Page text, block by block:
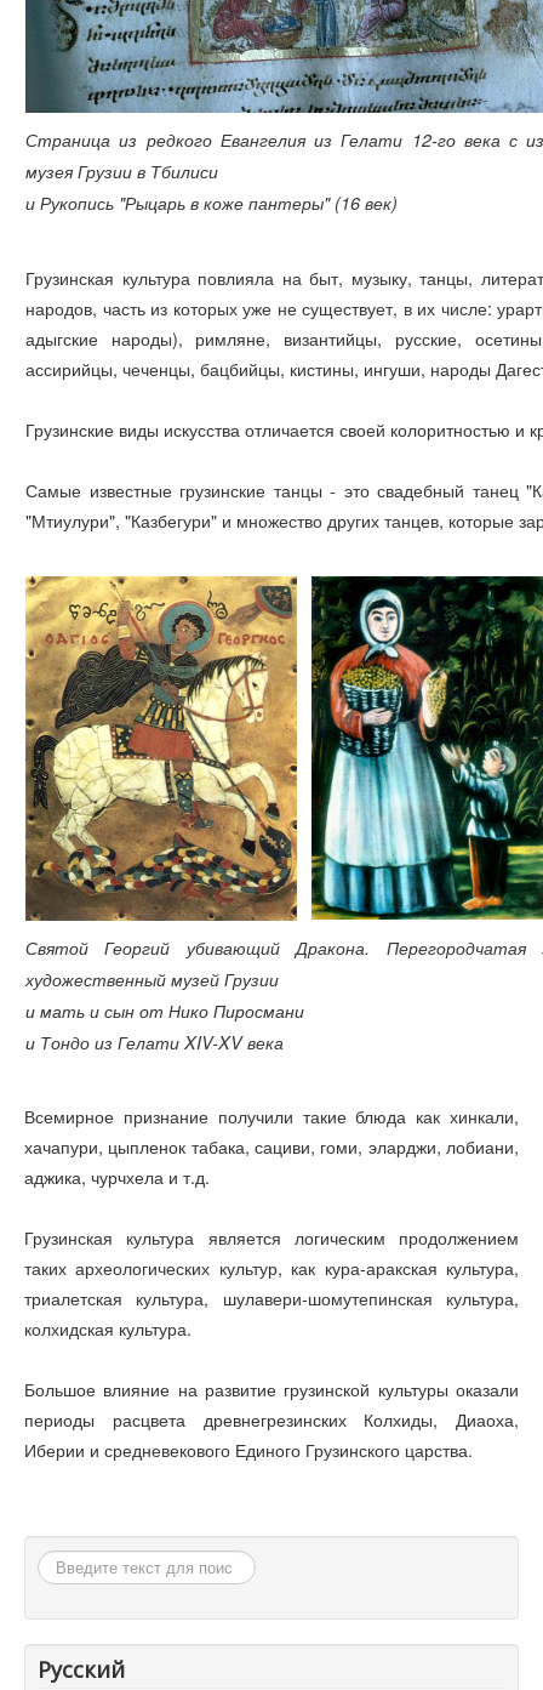
Страница из редкого Евангелия из Гелати 12-го века с
музея Грузии в Тбилиси
и Рукопись "Рыцарь в коже пантеры" (16 век)
Грузинская культура повлияла на быт, музыку, танцы,
народов, часть из которых уже не существует, в их числе:
адыгские народы), римляне, византийцы, русские,
ассирийцы, чеченцы, бацбийцы, кистины, ингуши, народы
Грузинские виды искусства отличается своей колоритностью и
Самые известные грузинские танцы - это свадебный танец
"Мтиулури", "Казбегури" и множество других танцев, которые
Святой Георгий убивающий Дракона.
художественный музей Грузии
и мать и сын от Нико Пиросмани
и Тондо из Гелати XIV-XVвека
Всемирное признание получили такие блюда как хинкали,
хачапури, цыпленок табака, сациви, гоми, эларджи, лобиани,
аджика, чурчхела и т.д.
Грузинская культура является логическим продолжением
таких археологических культур, как кура-аракская культура,
триалетская культура, шулавери-шомутепинская культура,
колхидская культура.
Большое влияние на развитие грузинской культуры оказали
периоды расцвета древнегрезинских Колхиды, Диаоха,
Иберии и средневекового Единого Грузинского царства.
Искать...
Русский